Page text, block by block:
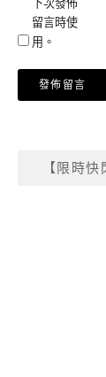
下次發佈
留言時使
用。
【限時